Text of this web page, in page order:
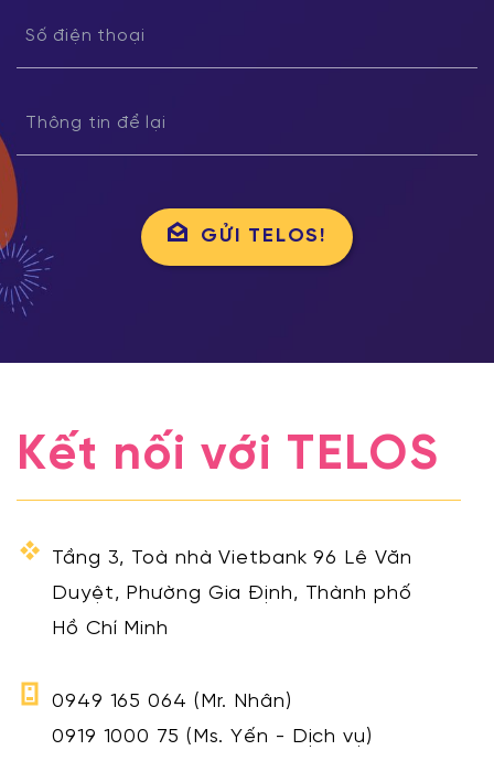
GỬI TELOS!
Kết nối với TELOS
Tầng 3, Toà nhà Vietbank 96 Lê Văn
Duyệt, Phường Gia Định, Thành phố
Hồ Chí Minh
0949 165 064 (Mr. Nhân)
0919 1000 75 (Ms. Yến - Dịch vụ)